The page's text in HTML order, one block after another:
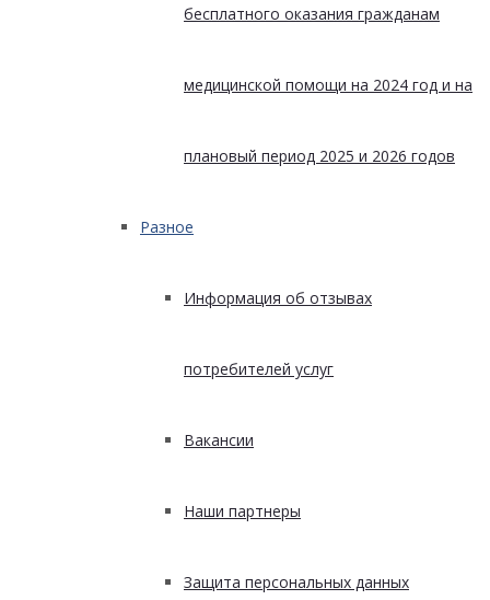
бесплатного оказания гражданам
медицинской помощи на 2024 год и на
плановый период 2025 и 2026 годов
Разное
Информация об отзывах
потребителей услуг
Вакансии
Наши партнеры
Защита персональных данных